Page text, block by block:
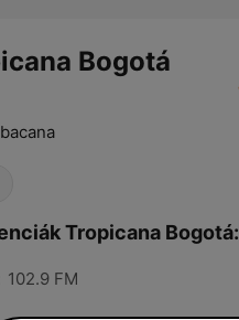
Bogotá
Tropicana Bogotá:
102.9 FM